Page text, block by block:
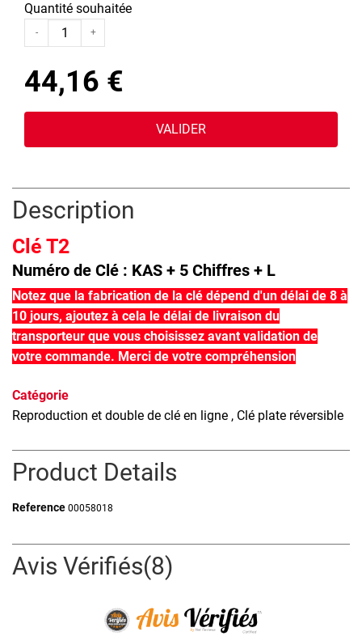
Quantité souhaitée
- +
44,16 €
VALIDER
Description
Clé T2
Numéro de Clé : KAS + 5 Chiffres + L
Notez que la fabrication de la clé dépend d'un délai de 8 à
10 jours, ajoutez à cela le délai de livraison du
transporteur que vous choisissez avant validation de
votre commande. Merci de votre compréhension
Catégorie
Reproduction et double de clé en ligne , Clé plate réversible
Product Details
Reference 00058018
Avis Vérifiés(8)